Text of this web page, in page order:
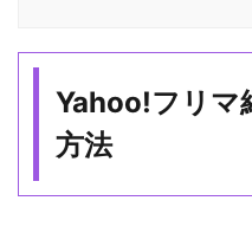
Yahoo!フリマ
方法